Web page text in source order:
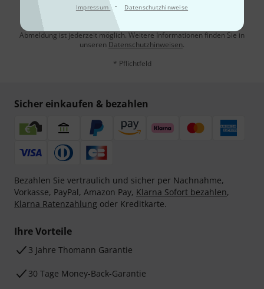
Impressum · Datenschutzhinweise
Mit Klick auf „Jetzt anmelden“ stimmen Sie dem Erhalt von E-Mail-
Werbung und einer Messung des E-Mail-Nutzungsverhaltens zu. Die
Abmeldung ist jederzeit möglich. Weitere Informationen finden Sie in
unseren Datenschutzhinweisen.
* Pflichtfeld
Sicher einkaufen & bezahlen
Bezahlen Sie vertraulich und sicher per Nachnahme,
Vorkasse, PayPal, Amazon Pay, Klarna Sofort bezahlen,
Klarna Ratenzahlung oder Kreditkarte.
Ihre Vorteile
3 Jahre Thomann Garantie
30 Tage Money-Back-Garantie